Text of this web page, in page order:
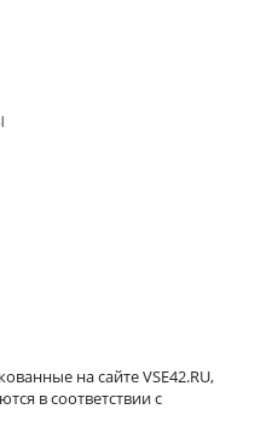
на сайте VSE42.RU,
в соответствии с